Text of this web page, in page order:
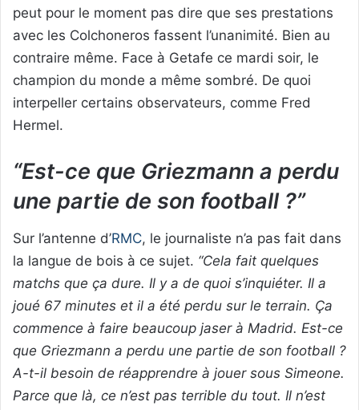
peut pour le moment pas dire que ses prestations
avec les Colchoneros fassent l’unanimité. Bien au
contraire même. Face à Getafe ce mardi soir, le
champion du monde a même sombré. De quoi
interpeller certains observateurs, comme Fred
Hermel.
“Est-ce que Griezmann a perdu
une partie de son football ?”
Sur l’antenne d’RMC, le journaliste n’a pas fait dans
la langue de bois à ce sujet. “Cela fait quelques
matchs que ça dure. Il y a de quoi s’inquiéter. Il a
joué 67 minutes et il a été perdu sur le terrain. Ça
commence à faire beaucoup jaser à Madrid. Est-ce
que Griezmann a perdu une partie de son football ?
A-t-il besoin de réapprendre à jouer sous Simeone.
Parce que là, ce n’est pas terrible du tout. Il n’est